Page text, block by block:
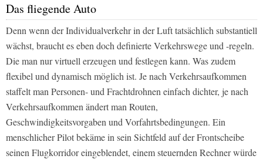
Das fliegende Auto
Denn wenn der Individualverkehr in der Luft tatsächlich substantiell
wächst, braucht es eben doch definierte Verkehrswege und -regeln.
Die man nur virtuell erzeugen und festlegen kann. Was zudem
flexibel und dynamisch möglich ist. Je nach Verkehrsaufkommen
staffelt man Personen- und Frachtdrohnen einfach dichter, je nach
Verkehrsaufkommen ändert man Routen,
Geschwindigkeitsvorgaben und Vorfahrtsbedingungen. Ein
menschlicher Pilot bekäme in sein Sichtfeld auf der Frontscheibe
seinen Flugkorridor eingeblendet, einem steuernden Rechner würde